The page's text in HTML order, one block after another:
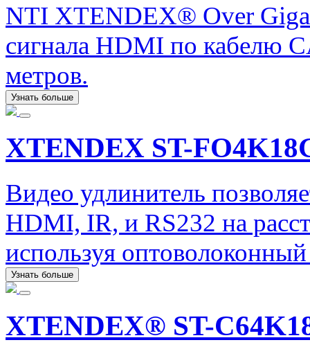
NTI XTENDEX® Over
сигнала HDMI по кабелю
метров.
Узнать больше
XTENDEX ST-
Видео удлинитель
HDMI, IR, и RS232 на
используя оптоволоконный
Узнать больше
XTENDEX® ST-